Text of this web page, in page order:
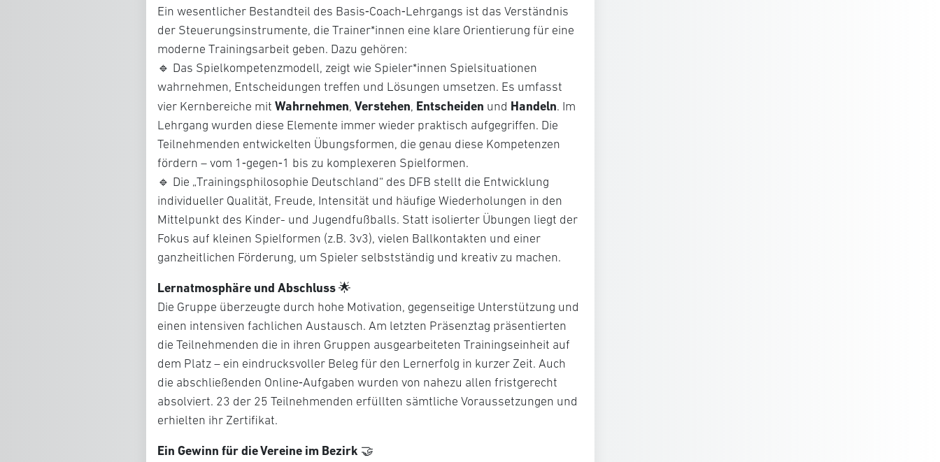
Ein wesentlicher Bestandteil des Basis‑Coach‑Lehrgangs ist das Verständnis
der Steuerungsinstrumente, die Trainer*innen eine klare Orientierung für eine
moderne Trainingsarbeit geben. Dazu gehören:
🔹 Das Spielkompetenzmodell, zeigt wie Spieler*innen Spielsituationen
wahrnehmen, Entscheidungen treffen und Lösungen umsetzen. Es umfasst
vier Kernbereiche mit Wahrnehmen, Verstehen, Entscheiden und Handeln. Im
Lehrgang wurden diese Elemente immer wieder praktisch aufgegriffen. Die
Teilnehmenden entwickelten Übungsformen, die genau diese Kompetenzen
fördern – vom 1‑gegen‑1 bis zu komplexeren Spielformen.
🔹 Die „Trainingsphilosophie Deutschland“ des DFB stellt die Entwicklung
individueller Qualität, Freude, Intensität und häufige Wiederholungen in den
Mittelpunkt des Kinder- und Jugendfußballs. Statt isolierter Übungen liegt der
Fokus auf kleinen Spielformen (z.B. 3v3), vielen Ballkontakten und einer
ganzheitlichen Förderung, um Spieler selbstständig und kreativ zu machen.
Lernatmosphäre und Abschluss 🌟
Die Gruppe überzeugte durch hohe Motivation, gegenseitige Unterstützung und
einen intensiven fachlichen Austausch. Am letzten Präsenztag präsentierten
die Teilnehmenden die in ihren Gruppen ausgearbeiteten Trainingseinheit auf
dem Platz – ein eindrucksvoller Beleg für den Lernerfolg in kurzer Zeit. Auch
die abschließenden Online‑Aufgaben wurden von nahezu allen fristgerecht
absolviert. 23 der 25 Teilnehmenden erfüllten sämtliche Voraussetzungen und
erhielten ihr Zertifikat.
Ein Gewinn für die Vereine im Bezirk 🤝